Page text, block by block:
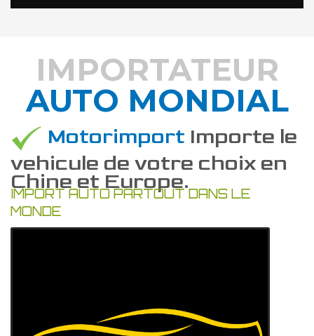
DÉCOUVREZ COMMENT
IMPORTATEUR
AUTO MONDIAL
Motorimport Importe le
vehicule de votre choix en
Chine et Europe.
IMPORT AUTO PARTOUT DANS LE
MONDE